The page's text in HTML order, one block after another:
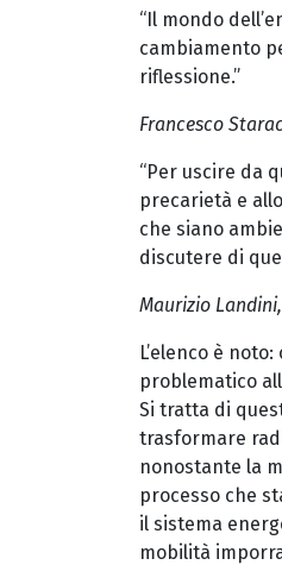
“Il mondo
cambiamento
riflessione.”
Francesco
“Per uscire da
precarietà e
che siano
discutere di
Maurizio
L’elenco è
problematico
Si tratta di
trasformare
nonostante la
processo che
il sistema
mobilità